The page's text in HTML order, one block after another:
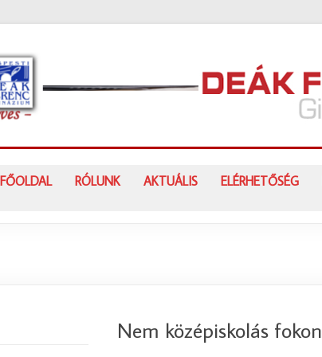
FŐOLDAL RÓLUNK AKTUÁLIS ELÉRHETŐSÉG
Nem középiskolás fokon